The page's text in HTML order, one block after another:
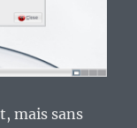
mais sans